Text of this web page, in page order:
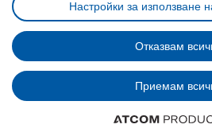
Условия за ползване на ikea.bgОбща
Политика за защита на
Общи условия на
Политика за защита на лични данни
© Inter-IKEA Systems B.V.
Настройки за използване
Отказвам
Приемам